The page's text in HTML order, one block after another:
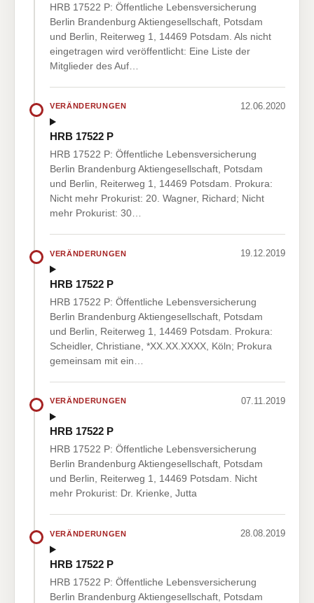
HRB 17522 P: Öffentliche Lebensversicherung
Berlin Brandenburg Aktiengesellschaft, Potsdam
und Berlin, Reiterweg 1, 14469 Potsdam. Als nicht
eingetragen wird veröffentlicht: Eine Liste der
Mitglieder des Auf…
VERÄNDERUNGEN 12.06.2020
HRB 17522 P
HRB 17522 P: Öffentliche Lebensversicherung
Berlin Brandenburg Aktiengesellschaft, Potsdam
und Berlin, Reiterweg 1, 14469 Potsdam. Prokura:
Nicht mehr Prokurist: 20. Wagner, Richard; Nicht
mehr Prokurist: 30…
VERÄNDERUNGEN 19.12.2019
HRB 17522 P
HRB 17522 P: Öffentliche Lebensversicherung
Berlin Brandenburg Aktiengesellschaft, Potsdam
und Berlin, Reiterweg 1, 14469 Potsdam. Prokura:
Scheidler, Christiane, *XX.XX.XXXX, Köln; Prokura
gemeinsam mit ein…
VERÄNDERUNGEN 07.11.2019
HRB 17522 P
HRB 17522 P: Öffentliche Lebensversicherung
Berlin Brandenburg Aktiengesellschaft, Potsdam
und Berlin, Reiterweg 1, 14469 Potsdam. Nicht
mehr Prokurist: Dr. Krienke, Jutta
VERÄNDERUNGEN 28.08.2019
HRB 17522 P
HRB 17522 P: Öffentliche Lebensversicherung
Berlin Brandenburg Aktiengesellschaft, Potsdam